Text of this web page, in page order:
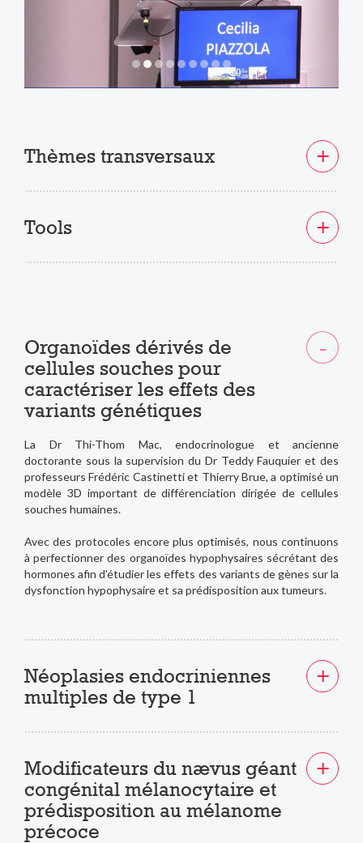
Thèmes transversaux
Tools
Organoïdes dérivés de
cellules souches pour
caractériser les effets des
variants génétiques
La Dr Thi-Thom Mac, endocrinologue et ancienne
doctorante sous la supervision du Dr Teddy Fauquier et des
professeurs Frédéric Castinetti et Thierry Brue, a optimisé un
modèle 3D important de différenciation dirigée de cellules
souches humaines.
Avec des protocoles encore plus optimisés, nous continuons
à perfectionner des organoïdes hypophysaires sécrétant des
hormones afin d'étudier les effets des variants de gènes sur la
dysfonction hypophysaire et sa prédisposition aux tumeurs.
Néoplasies endocriniennes
multiples de type 1
Modificateurs du nævus géant
congénital mélanocytaire et
prédisposition au mélanome
précoce